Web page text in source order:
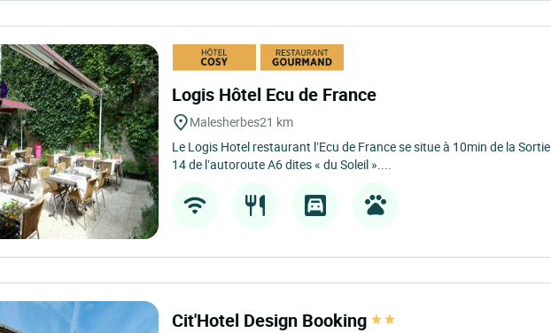
Logis Hôtel Ecu de France
Malesherbes21 km
Le Logis Hotel restaurant l’Ecu de France se situe à 10min de la Sortie
14 de l’autoroute A6 dites « du Soleil »....
Cit'Hotel Design Booking